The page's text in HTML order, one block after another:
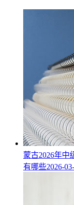
蒙古2026年中
有哪些2026-